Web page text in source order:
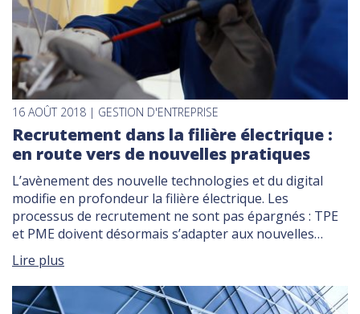
16 AOÛT 2018 | GESTION D'ENTREPRISE
Recrutement dans la filière électrique :
en route vers de nouvelles pratiques
L’avènement des nouvelle technologies et du digital
modifie en profondeur la filière électrique. Les
processus de recrutement ne sont pas épargnés : TPE
et PME doivent désormais s’adapter aux nouvelles
pratiques et revoir leurs démarches pour recruter.
Quels canaux privilégier aujourd’hui pour toucher vos
candidats ? Tour d’horizon des nouvelles méthodes de
recrutement. Recrutement dans […]
Lire plus